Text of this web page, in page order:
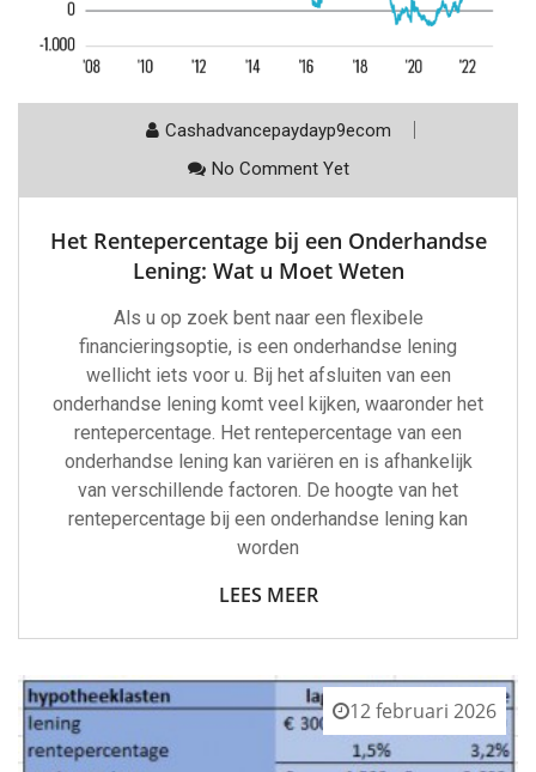
Cashadvancepaydayp9ecom
No Comment Yet
Het Rentepercentage bij een Onderhandse
Lening: Wat u Moet Weten
Als u op zoek bent naar een flexibele
financieringsoptie, is een onderhandse lening
wellicht iets voor u. Bij het afsluiten van een
onderhandse lening komt veel kijken, waaronder het
rentepercentage. Het rentepercentage van een
onderhandse lening kan variëren en is afhankelijk
van verschillende factoren. De hoogte van het
rentepercentage bij een onderhandse lening kan
worden
LEES MEER
12 februari 2026